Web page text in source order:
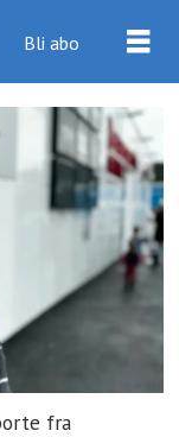
Bli abo
fra